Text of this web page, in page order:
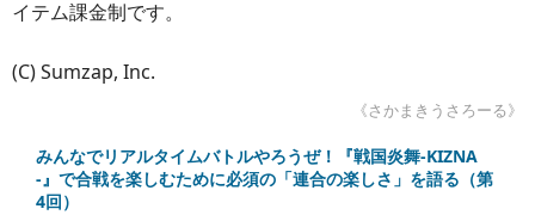
イテム課金制です。
(C) Sumzap, Inc.
《さかまきうさろーる》
みんなでリアルタイムバトルやろうぜ！『戦国炎舞-KIZNA
-』で合戦を楽しむために必須の「連合の楽しさ」を語る（第
4回）